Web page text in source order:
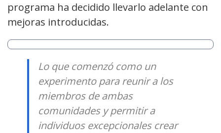
programa ha decidido llevarlo adelante con
mejoras introducidas.
Lo que comenzó como un
experimento para reunir a los
miembros de ambas
comunidades y permitir a
individuos excepcionales crear